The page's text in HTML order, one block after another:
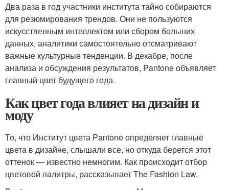
Два раза в год участники института тайно собираются
для резюмирования трендов. Они не пользуются
искусственным интеллектом или сбором больших
данных, аналитики самостоятельно отсматривают
важные культурные тенденции. В декабре, после
анализа и обсуждения результатов, Pantone объявляет
главный цвет будущего года.
Как цвет года влияет на дизайн и
моду
То, что Институт цвета Pantone определяет главные
цвета в дизайне, слышали все, но откуда берется этот
оттенок — известно немногим. Как происходит отбор
цветовой палитры, рассказывает The Fashion Law.